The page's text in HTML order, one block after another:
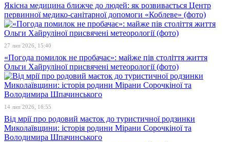
Якісна медицина ближче до людей: як розвивається Центр
первинної медико-санітарної допомоги «Коблеве» (фото)
27 лип 2026, 15:40
«Погода помилок не пробачає»: майже пів століття життя
Ольги Хайруліної присвячені метеорології (фото)
14 лип 2026, 16:55
Від мрії про родовий маєток до туристичної родзинки
Миколаївщини: історія родини Мірани Сорочкіної та
Володимира Шпачинського